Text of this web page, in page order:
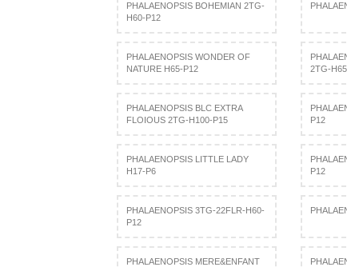
PHALAENOPSIS BOHEMIAN 2TG-
H60-P12
PHALAENOPSIS WONDER OF
NATURE H65-P12
2TG-
PHALAENOPSIS BLC EXTRA
FLOIOUS 2TG-H100-P15
P12
PHALAENOPSIS LITTLE LADY
H17-P6
P12
PHALAENOPSIS 3TG-22FLR-H60-
P12
PHALAENOPSIS MERE&ENFANT